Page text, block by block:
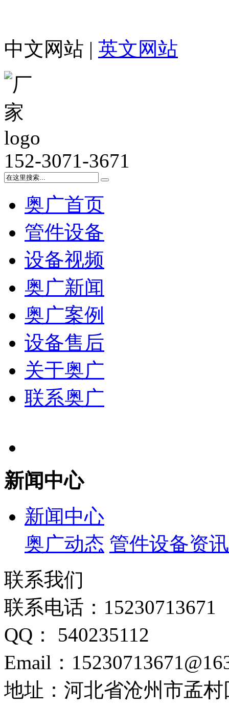
中文网站 | 英文网站
152-3071-3671
奥广首页
管件设备
设备视频
奥广新闻
奥广案例
设备售后
关于奥广
联系奥广
新闻中心
新闻中心
奥广动态 管件设备资讯
联系我们
联系电话：15230713671
QQ： 540235112
Email：
地址：河北省沧州市孟